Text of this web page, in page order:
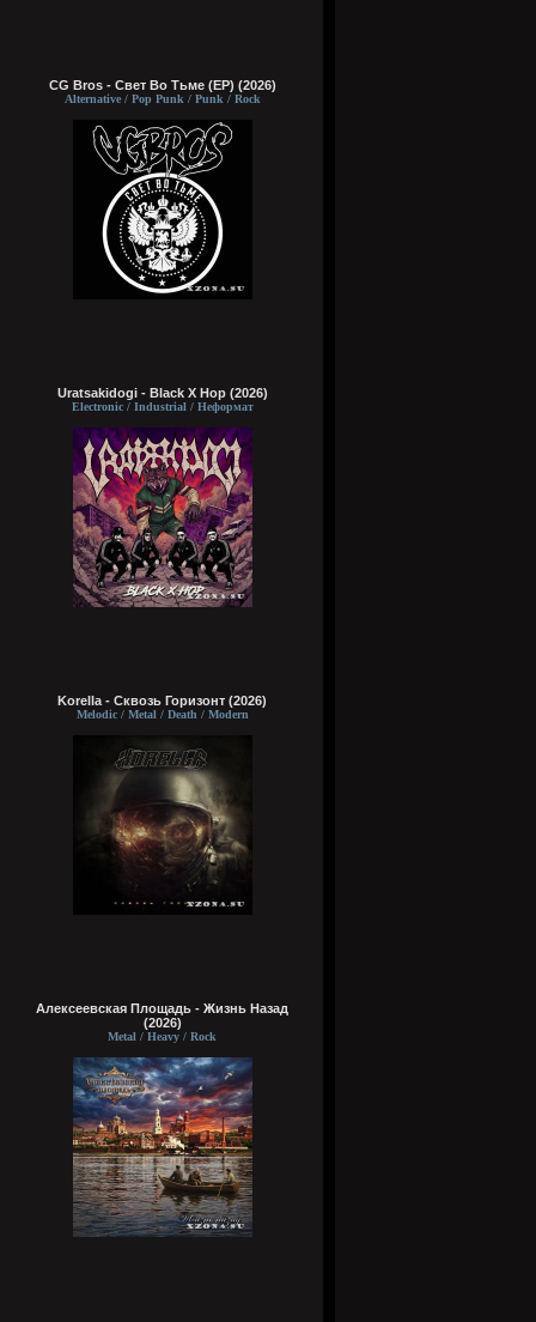
CG Bros - Свет Во Тьме (EP) (2026)
Alternative / Pop Punk / Punk / Rock
Uratsakidogi - Black X Hop (2026)
Electronic / Industrial / Неформат
Korella - Сквозь Горизонт (2026)
Melodic / Metal / Death / Modern
Алексеевская Площадь - Жизнь Назад
(2026)
Metal / Heavy / Rock